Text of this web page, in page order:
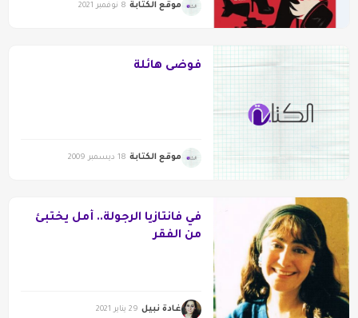
موقع الكتابة 8 نوفمبر 2021
فوضى هائلة
موقع الكتابة 18 ديسمبر 2009
في فانتازيا الرجولة.. أمل يختبئ
من الفقر
غادة نبيل 29 يناير 2021